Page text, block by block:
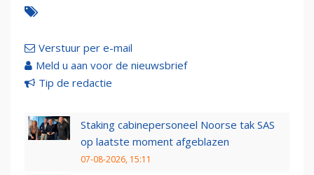
Verstuur per e-mail
Meld u aan voor de nieuwsbrief
Tip de redactie
Staking cabinepersoneel Noorse tak SAS
op laatste moment afgeblazen
07-08-2026, 15:11